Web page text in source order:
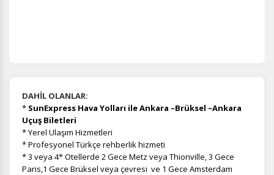
DAHİL OLANLAR:
* SunExpress Hava Yolları ile Ankara –Brüksel –Ankara
Uçuş Biletleri
* Yerel Ulaşım Hizmetleri
* Profesyonel Türkçe rehberlik hizmeti
* 3 veya 4* Otellerde 2 Gece Metz veya Thionville, 3 Gece
Paris,1 Gece Brüksel veya çevresi ve 1 Gece Amsterdam